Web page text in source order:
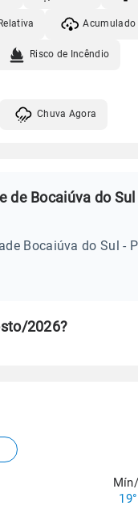
Acumulado
Risco de Incêndio
Chuva Agora
Bocaiúva do Sul
Bocaiúva do Sul -
2026?
19°